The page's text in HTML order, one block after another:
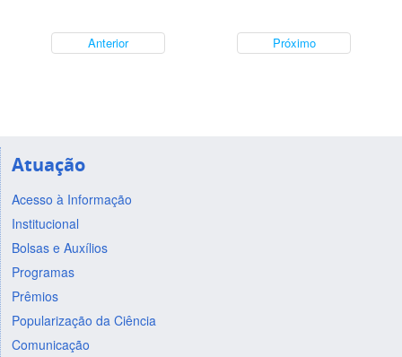
Anterior Próximo
Atuação
Acesso à Informação
Institucional
Bolsas e Auxílios
Programas
Prêmios
Popularização da Ciência
Comunicação